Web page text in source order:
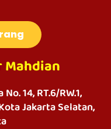
Mahdian
14, RT.6/RW.1,
Jakarta Selatan,